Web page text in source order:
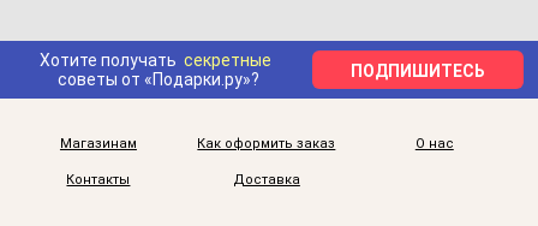
Хотите получать секретные
советы от «Подарки.ру»?
ПОДПИШИТЕСЬ
Магазинам Как оформить заказ О нас
Контакты Доставка